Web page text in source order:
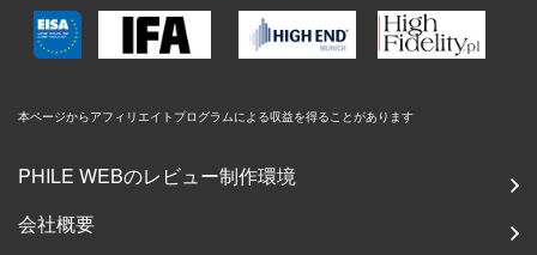
本ページからアフィリエイトプログラムによる収益を得ることがあります
PHILE WEBのレビュー制作環境
会社概要